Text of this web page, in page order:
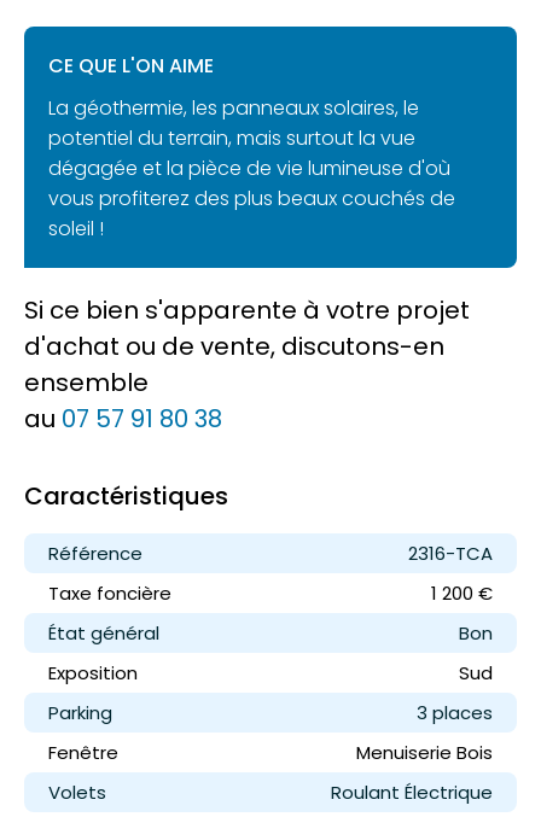
CE QUE L'ON AIME
La géothermie, les panneaux solaires, le
potentiel du terrain, mais surtout la vue
dégagée et la pièce de vie lumineuse d'où
vous profiterez des plus beaux couchés de
soleil !
Si ce bien s'apparente à votre projet
d'achat ou de vente, discutons-en
ensemble
au 07 57 91 80 38
Caractéristiques
Référence
2316-TCA
Taxe foncière
1 200 €
État général
Bon
Exposition
Sud
Parking
3 places
Fenêtre
Menuiserie Bois
Volets
Roulant Électrique